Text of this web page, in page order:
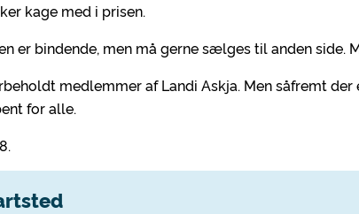
kage med i prisen.
er bindende, men må gerne sælges til anden side.
medlemmer af Landi Askja. Men såfremt
for alle.